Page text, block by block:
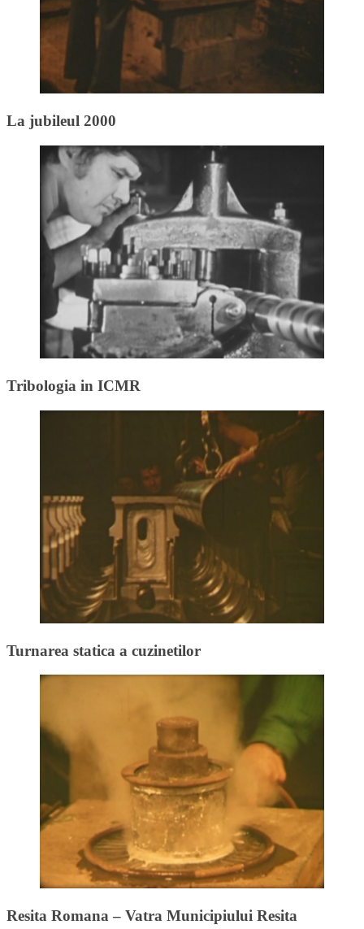
La jubileul 2000
Tribologia in ICMR
Turnarea statica a cuzinetilor
Resita Romana – Vatra Municipiului Resita